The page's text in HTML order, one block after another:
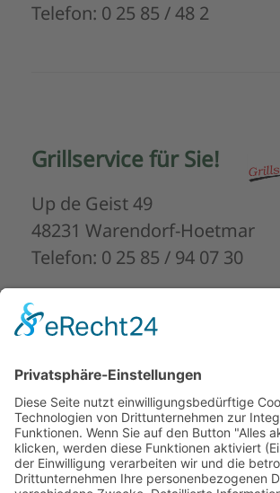
Telefon: 0 25 85 / 48 2
Grillservice für Sie!
Up de Geist 49
48231 Warendorf-Hoetmar
Telefon: 0 25 85 / 94 07 30
HARTMANN
Toilettenwagen &
Zeltverleih
Hoetmarer Dorfbauerschaft 7